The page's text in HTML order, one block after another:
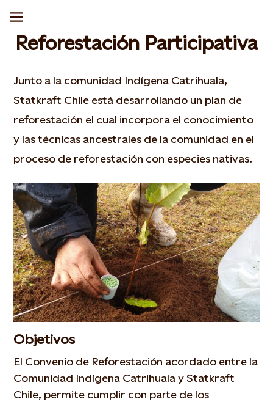
Reforestación Participativa
Junto a la comunidad Indígena Catrihuala,
Statkraft Chile está desarrollando un plan de
reforestación el cual incorpora el conocimiento
y las técnicas ancestrales de la comunidad en el
proceso de reforestación con especies nativas.
Objetivos
El Convenio de Reforestación acordado entre la
Comunidad Indígena Catrihuala y Statkraft
Chile, permite cumplir con parte de los